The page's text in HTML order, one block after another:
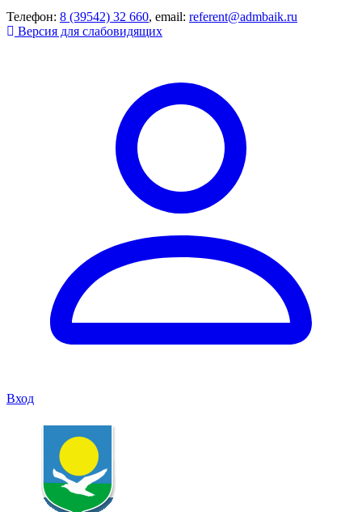
Телефон: 8 (39542) 32 660, email: referent@admbaik.ru
Версия для слабовидящих
Вход